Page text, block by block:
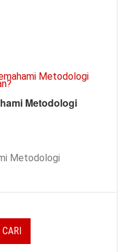
Metodologi
Metodologi
CARI